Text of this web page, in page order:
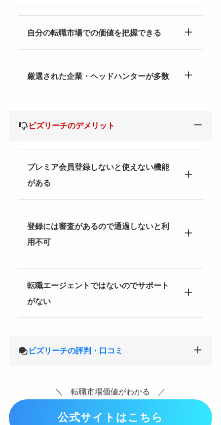
自分の転職市場での価値を把握できる
厳選された企業・ヘッドハンターが多数
ビズリーチのデメリット
プレミア会員登録しないと使えない機能
がある
登録には審査があるので通過しないと利
用不可
転職エージェントではないのでサポート
がない
ビズリーチの評判・口コミ
＼ 転職市場価値がわかる ／
公式サイトはこちら